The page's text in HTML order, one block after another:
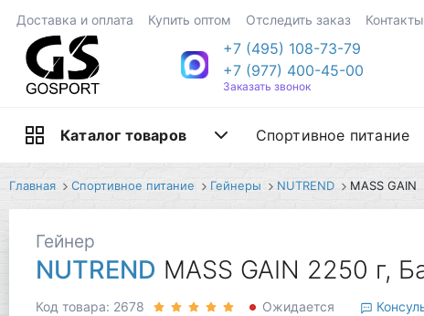
Доставка и оплата Купить оптом Отследить заказ Контакты
+7 (495) 108-73-79
+7 (977) 400-45-00
Заказать звонок
Каталог товаров Спортивное питание
Главная Спортивное питание Гейнеры NUTREND MASS GAIN
Гейнер
NUTREND MASS GAIN 2250 г,
Код товара: 2678 Ожидается